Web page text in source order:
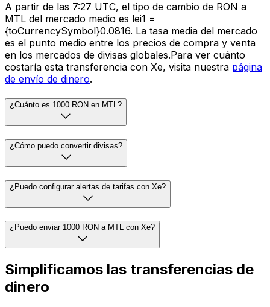
A partir de las 7:27 UTC, el tipo de cambio de RON a
MTL del mercado medio es lei1 =
{toCurrencySymbol}0.0816. La tasa media del mercado
es el punto medio entre los precios de compra y venta
en los mercados de divisas globales.Para ver cuánto
costaría esta transferencia con Xe, visita nuestra página
de envío de dinero.
¿Cuánto es 1000 RON en MTL?
¿Cómo puedo convertir divisas?
¿Puedo configurar alertas de tarifas con Xe?
¿Puedo enviar 1000 RON a MTL con Xe?
Simplificamos las transferencias de
dinero